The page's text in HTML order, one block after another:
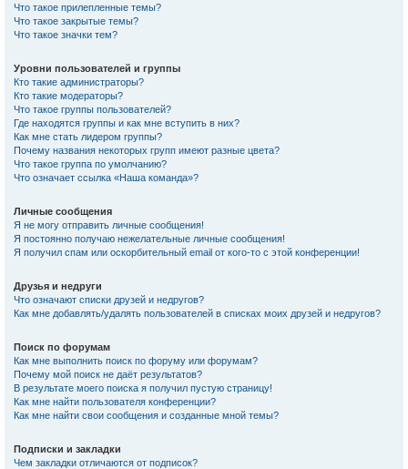
Что такое прилепленные темы?
Что такое закрытые темы?
Что такое значки тем?
Уровни пользователей и группы
Кто такие администраторы?
Кто такие модераторы?
Что такое группы пользователей?
Где находятся группы и как мне вступить в них?
Как мне стать лидером группы?
Почему названия некоторых групп имеют разные цвета?
Что такое группа по умолчанию?
Что означает ссылка «Наша команда»?
Личные сообщения
Я не могу отправить личные сообщения!
Я постоянно получаю нежелательные личные сообщения!
Я получил спам или оскорбительный email от кого-то с этой конференции!
Друзья и недруги
Что означают списки друзей и недругов?
Как мне добавлять/удалять пользователей в списках моих друзей и недругов?
Поиск по форумам
Как мне выполнить поиск по форуму или форумам?
Почему мой поиск не даёт результатов?
В результате моего поиска я получил пустую страницу!
Как мне найти пользователя конференции?
Как мне найти свои сообщения и созданные мной темы?
Подписки и закладки
Чем закладки отличаются от подписок?